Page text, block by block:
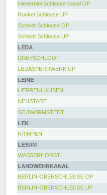
Niederbiel Schleuse Kanal OP
Runkel Schleuse UP
Scheidt Schleuse OP
Scheidt Schleuse UP
LEDA
DREYSCHLOOT
LEDASPERRWERK UP
LEINE
HERRENHAUSEN
NEUSTADT
SCHWARMSTEDT
LEK
KRIMPEN
LESUM
WASSERHORST
LANDWEHRKANAL
BERLIN-OBERSCHLEUSE OP
BERLIN-OBERSCHLEUSE UP